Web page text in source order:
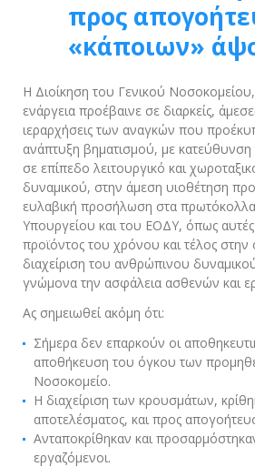
προς
«κάποιων»
Η Διοίκηση του Γενικού
ενάργεια προέβαινε σε διαρκείς,
ιεραρχήσεις των αναγκών που
ανάπτυξη βηματισμού, με
σε επίπεδο λειτουργικό και
δυναμικού, στην άμεση υιοθέτηση
ευλαβική προσήλωση στα πρωτόκολλα
Υπουργείου και του ΕΟΔΥ, όπως
προϊόντος του χρόνου και τέλος στην
διαχείριση του ανθρώπινου
γνώμονα την ασφάλεια ασθενών και
Ας σημειωθεί ακόμη ότι:
Σήμερα δεν επαρκούν οι
αποθήκευση του όγκου των
Νοσοκομείο.
Η διαχείριση των κρουσμάτων,
αποτελέσματος, και προς
Ανταποκρίθηκαν και
εργαζόμενοι.